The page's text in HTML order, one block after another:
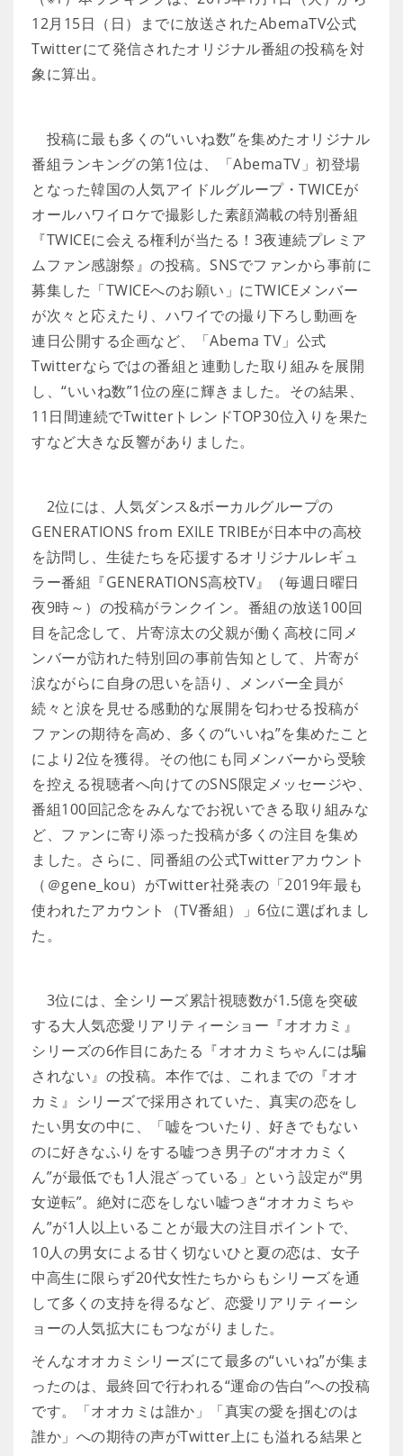
12月15日（日）までに放送されたAbemaTV公式
Twitterにて発信されたオリジナル番組の投稿を対
象に算出。
投稿に最も多くの“いいね数”を集めたオリジナル
番組ランキングの第1位は、「AbemaTV」初登場
となった韓国の人気アイドルグループ・TWICEが
オールハワイロケで撮影した素顔満載の特別番組
『TWICEに会える権利が当たる！3夜連続プレミア
ムファン感謝祭』の投稿。SNSでファンから事前に
募集した「TWICEへのお願い」にTWICEメンバー
が次々と応えたり、ハワイでの撮り下ろし動画を
連日公開する企画など、「Abema TV」公式
Twitterならではの番組と連動した取り組みを展開
し、“いいね数”1位の座に輝きました。その結果、
11日間連続でTwitterトレンドTOP30位入りを果た
すなど大きな反響がありました。
2位には、人気ダンス&ボーカルグループの
GENERATIONS from EXILE TRIBEが日本中の高校
を訪問し、生徒たちを応援するオリジナルレギュ
ラー番組『GENERATIONS高校TV』（毎週日曜日
夜9時～）の投稿がランクイン。番組の放送100回
目を記念して、片寄涼太の父親が働く高校に同メ
ンバーが訪れた特別回の事前告知として、片寄が
涙ながらに自身の思いを語り、メンバー全員が
続々と涙を見せる感動的な展開を匂わせる投稿が
ファンの期待を高め、多くの“いいね”を集めたこと
により2位を獲得。その他にも同メンバーから受験
を控える視聴者へ向けてのSNS限定メッセージや、
番組100回記念をみんなでお祝いできる取り組みな
ど、ファンに寄り添った投稿が多くの注目を集め
ました。さらに、同番組の公式Twitterアカウント
（＠gene_kou）がTwitter社発表の「2019年最も
使われたアカウント（TV番組）」6位に選ばれまし
た。
3位には、全シリーズ累計視聴数が1.5億を突破
する大人気恋愛リアリティーショー『オオカミ』
シリーズの6作目にあたる『オオカミちゃんには騙
されない』の投稿。本作では、これまでの『オオ
カミ』シリーズで採用されていた、真実の恋をし
たい男女の中に、「嘘をついたり、好きでもない
のに好きなふりをする嘘つき男子の“オオカミく
ん”が最低でも1人混ざっている」という設定が“男
女逆転”。絶対に恋をしない嘘つき“オオカミちゃ
ん”が1人以上いることが最大の注目ポイントで、
10人の男女による甘く切ないひと夏の恋は、女子
中高生に限らず20代女性たちからもシリーズを通
して多くの支持を得るなど、恋愛リアリティーシ
ョーの人気拡大にもつながりました。
そんなオオカミシリーズにて最多の“いいね”が集ま
ったのは、最終回で行われる“運命の告白”への投稿
です。「オオカミは誰か」「真実の愛を掴むのは
誰か」への期待の声がTwitter上にも溢れる結果と